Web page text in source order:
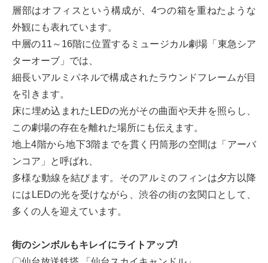
層部はオフィスという構成が、4つの箱を重ねたような
外観にも表れています。
中層の11～16階に位置するミュージカル劇場「東急シア
ターオーブ」では、
細長いアルミパネルで構成されたラウンドフレームが目
を引きます。
床に埋め込まれたLEDの光がその曲面や天井を照らし、
この劇場の存在を離れた場所にも伝えます。
地上4階から地下3階までを貫く円筒形の空間は「アーバ
ンコア」と呼ばれ、
多様な動線を結びます。そのアルミのフィンは夕方以降
にはLEDの光を受けながら、渋谷の街の玄関口として、
多くの人を迎えています。
街のシンボルもキレイにライトアップ!